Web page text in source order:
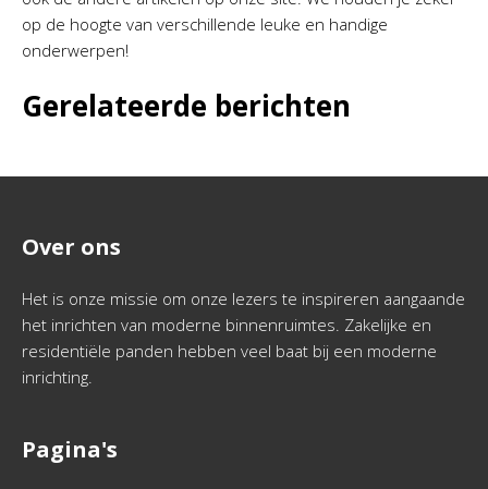
op de hoogte van verschillende leuke en handige
onderwerpen!
Gerelateerde berichten
Over ons
Het is onze missie om onze lezers te inspireren aangaande
het inrichten van moderne binnenruimtes. Zakelijke en
residentiële panden hebben veel baat bij een moderne
inrichting.
Pagina's